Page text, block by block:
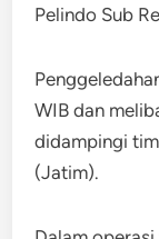
Pelindo Sub
WIB dan
didampingi
(Jatim).